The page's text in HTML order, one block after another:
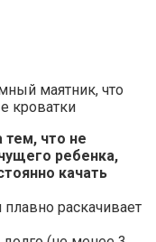
маятник, что
кроватки
тем, что не
ребенка,
качать
раскачивает